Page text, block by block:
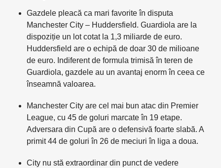
Gazdele pleacă ca mari favorite în disputa
Manchester City – Huddersfield. Guardiola are la
dispoziție un lot cotat la 1,3 miliarde de euro.
Huddersfield are o echipă de doar 30 de milioane
de euro. Indiferent de formula trimisă în teren de
Guardiola, gazdele au un avantaj enorm în ceea ce
înseamnă valoarea.
Manchester City are cel mai bun atac din Premier
League, cu 45 de goluri marcate în 19 etape.
Adversara din Cupă are o defensivă foarte slabă. A
primit 44 de goluri în 26 de meciuri în liga a doua.
City nu stă extraordinar din punct de vedere